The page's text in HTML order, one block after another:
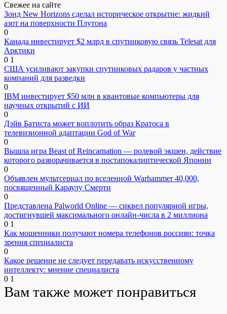
Свежее на сайте
Зонд New Horizons сделал историческое открытие: жидкий
азот на поверхности Плутона
0
Канада инвестирует $2 млрд в спутниковую связь Telesat для
Арктики
0 1
США усиливают закупки спутниковых радаров у частных
компаний для разведки
0
IBM инвестирует $50 млн в квантовые компьютеры для
научных открытий с ИИ
0
Дэйв Батиста может воплотить образ Кратоса в
телевизионной адаптации God of War
0
Вышла игра Beast of Reincarnation — ролевой экшен, действие
которого разворачивается в постапокалиптической Японии
0
Объявлен мультсериал по вселенной Warhammer 40,000,
посвященный Караулу Смерти
0
Представлена Palworld Online — сиквел популярной игры,
достигнувшей максимального онлайн-числа в 2 миллиона
0 1
Как мошенники получают номера телефонов россиян: точка
зрения специалиста
0
Какое решение не следует передавать искусственному
интеллекту: мнение специалиста
0 1
Вам также может понравиться